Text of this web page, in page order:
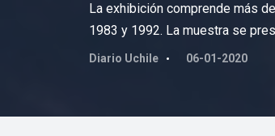
La exhibición comprende más
1983 y 1992. La muestra se
Diario Uchile 06-01-2020